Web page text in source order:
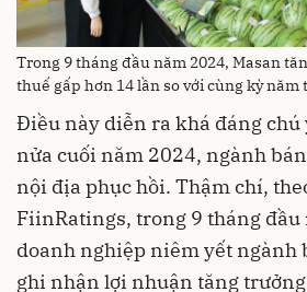
Trong 9 tháng đầu năm 2024, Masan
thuế gấp hơn 14 lần so với cùng kỳ năm
Điều này diễn ra khá đáng chú
nửa cuối năm 2024, ngành
nội địa phục hồi. Thậm chí,
FiinRatings, trong 9 tháng
doanh nghiệp niêm yết ngành
ghi nhận lợi nhuận tăng